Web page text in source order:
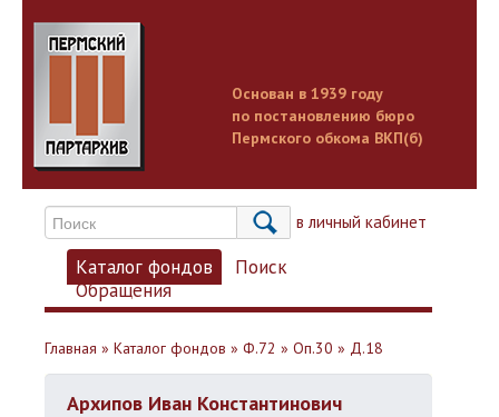
Основан в 1939 году
по постановлению бюро
Пермского обкома ВКП(б)
Вход в личный кабинет
Каталог фондов
Поиск
Обращения
Главная » Каталог фондов » Ф.72 » Оп.30 » Д.18
Архипов Иван Константинович